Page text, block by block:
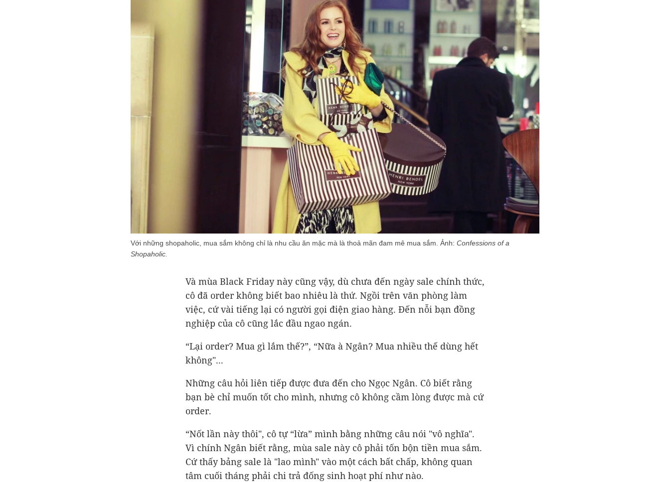
Với những shopaholic, mua sắm không chỉ là nhu cầu ăn mặc mà là thoả mãn đam mê mua sắm. Ảnh: Confessions of a
Shopaholic.
Và mùa Black Friday này cũng vậy, dù chưa đến ngày sale chính thức,
cô đã order không biết bao nhiêu là thứ. Ngồi trên văn phòng làm
việc, cứ vài tiếng lại có người gọi điện giao hàng. Đến nỗi bạn đồng
nghiệp của cô cũng lắc đầu ngao ngán.
“Lại order? Mua gì lắm thế?”, “Nữa à Ngân? Mua nhiều thế dùng hết
không"...
Những câu hỏi liên tiếp được đưa đến cho Ngọc Ngân. Cô biết rằng
bạn bè chỉ muốn tốt cho mình, nhưng cô không cầm lòng được mà cứ
order.
“Nốt lần này thôi", cô tự “lừa” mình bằng những câu nói "vô nghĩa".
Vì chính Ngân biết rằng, mùa sale này cô phải tốn bộn tiền mua sắm.
Cứ thấy bảng sale là "lao mình" vào một cách bất chấp, không quan
tâm cuối tháng phải chi trả đống sinh hoạt phí như nào.